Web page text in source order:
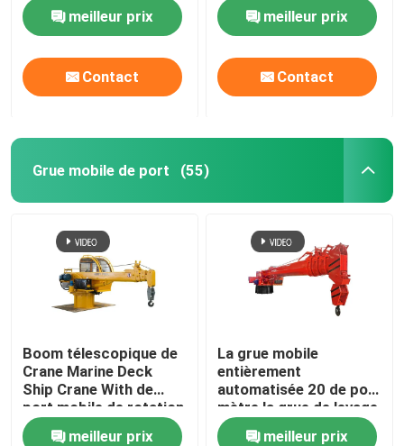
résistante pour des
chantiers de
construction
meilleur prix
Contact
meilleur prix
Contact
Grue mobile de port (55)
Boom télescopique de
Crane Marine Deck
Ship Crane With de
port mobile de rotation
de 360 degrés
meilleur prix
La grue mobile
entièrement
automatisée 20 de port
mètre la grue de levage
de cargaison de bateau
meilleur prix